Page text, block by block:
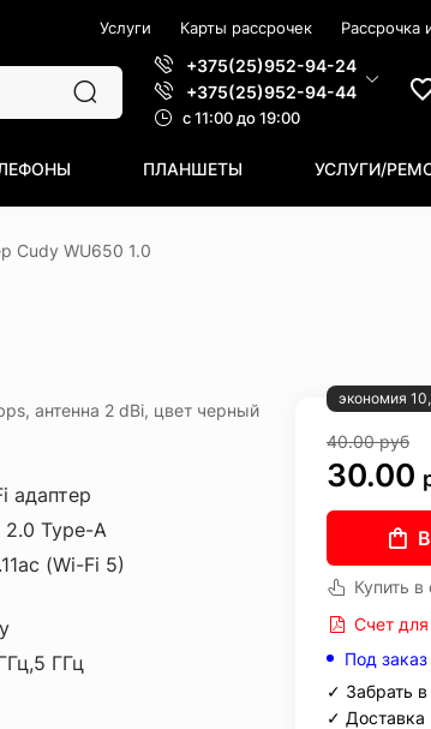
Услуги Карты рассрочек Рассрочка
+375(25)952-94-24
+375(25)952-94-44
c 11:00 до 19:00
ПЛАНШЕТЫ УСЛУГИ/
Cudy WU650 1.0
антенна 2 dBi, цвет черный
адаптер
2.0 Type-A
(Wi-Fi 5)
ГГц
экономия
40.00руб
30.00
Купить в
Счет
Под заказ
✓ Забрать
✓ Доставка